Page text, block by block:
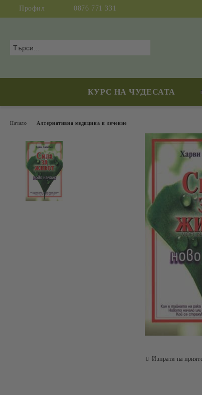
Профил 0876 771 331
КУРС НА ЧУДЕСАТА
Начало Алтернативна медицина и лечение
Изпрати на